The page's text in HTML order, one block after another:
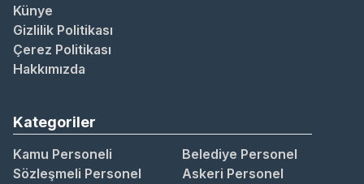
Künye
Gizlilik Politikası
Çerez Politikası
Hakkımızda
Kategoriler
Kamu Personeli
Belediye Personel
Sözleşmeli Personel
Askeri Personel